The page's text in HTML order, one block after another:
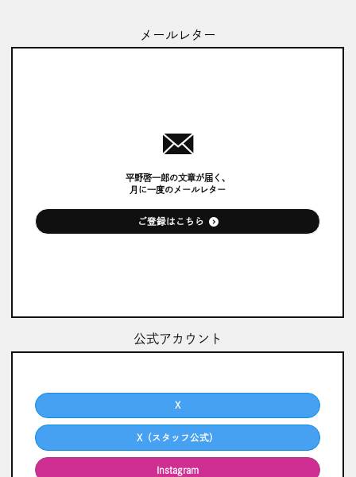
メールレター
平野啓一郎の文章が届く、
月に一度のメールレター
ご登録はこちら
公式アカウント
X
X（スタッフ公式）
Instagram